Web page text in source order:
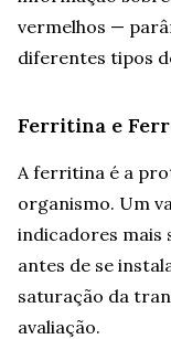
vermelhos —
diferentes tipos
Ferritina e
A ferritina é a
organismo. Um
indicadores mais
antes de se
saturação da
avaliação.